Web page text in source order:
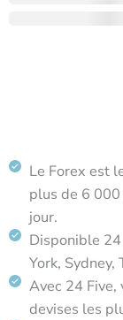
Le Forex est
plus de 6
jour.
Disponible
York, Sydney,
Avec 24 Five,
devises les